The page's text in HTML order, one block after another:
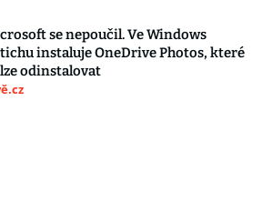
se nepoučil. Ve Windows
instaluje OneDrive Photos, které
odinstalovat